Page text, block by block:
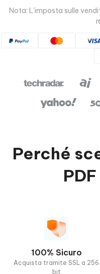
Nota: L'imposta sulle
Perché
100% Sicuro
Acquista tramite SSL a 256
bit